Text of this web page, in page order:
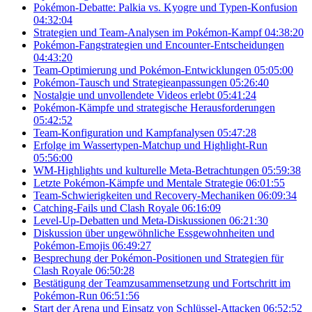
Pokémon-Debatte: Palkia vs. Kyogre und Typen-Konfusion
04:32:04
Strategien und Team-Analysen im Pokémon-Kampf 04:38:20
Pokémon-Fangstrategien und Encounter-Entscheidungen
04:43:20
Team-Optimierung und Pokémon-Entwicklungen 05:05:00
Pokémon-Tausch und Strategieanpassungen 05:26:40
Nostalgie und unvollendete Videos erlebt 05:41:24
Pokémon-Kämpfe und strategische Herausforderungen
05:42:52
Team-Konfiguration und Kampfanalysen 05:47:28
Erfolge im Wassertypen-Matchup und Highlight-Run
05:56:00
WM-Highlights und kulturelle Meta-Betrachtungen 05:59:38
Letzte Pokémon-Kämpfe und Mentale Strategie 06:01:55
Team-Schwierigkeiten und Recovery-Mechaniken 06:09:34
Catching-Fails und Clash Royale 06:16:09
Level-Up-Debatten und Meta-Diskussionen 06:21:30
Diskussion über ungewöhnliche Essgewohnheiten und
Pokémon-Emojis 06:49:27
Besprechung der Pokémon-Positionen und Strategien für
Clash Royale 06:50:28
Bestätigung der Teamzusammensetzung und Fortschritt im
Pokémon-Run 06:51:56
Start der Arena und Einsatz von Schlüssel-Attacken 06:52:52